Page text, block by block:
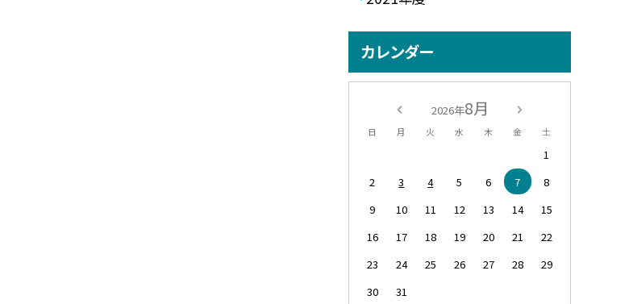
カレンダー
2026年8月
日 月 火 水 木 金 土
1
2
3 4 5 6 7
8
9
10 11 12 13 14
15
16
17 18 19 20 21
22
23
24 25 26 27 28
29
30
31